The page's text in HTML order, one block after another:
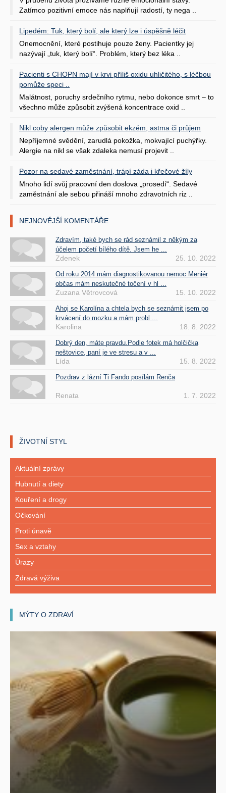
Zatímco pozitivní emoce nás naplňují radostí, ty nega ..
Lipedém: Tuk, který bolí, ale který lze i úspěšně léčit
Onemocnění, které postihuje pouze ženy. Pacientky jej
nazývají „tuk, který bolí“. Problém, který bez léka ..
Pacienti s CHOPN mají v krvi příliš oxidu uhličitého, s léčbou
pomůže speci ..
Malátnost, poruchy srdečního rytmu, nebo dokonce smrt – to
všechno může způsobit zvýšená koncentrace oxid ..
Nikl coby alergen může způsobit ekzém, astma či průjem
Nepříjemné svědění, zarudlá pokožka, mokvající puchýřky.
Alergie na nikl se však zdaleka nemusí projevit ..
Pozor na sedavé zaměstnání, trápí záda i křečové žíly
Mnoho lidí svůj pracovní den doslova „prosedí“. Sedavé
zaměstnání ale sebou přináší mnoho zdravotních riz ..
NEJNOVĚJŠÍ KOMENTÁŘE
Zdravím, také bych se rád seznámil z někým za
účelem početí bílého dítě. Jsem he ...
Zdenek 25. 10. 2022
Od roku 2014 mám diagnostikovanou nemoc Meniér
občas mám neskutečné točení v hl ...
Zuzana Větrovcová 15. 10. 2022
Ahoj se Karolína a chtela bych se seznámit jsem po
krvácení do mozku a mám probl ...
Karolina 18. 8. 2022
Dobrý den, máte pravdu.Podle fotek má holčička
neštovice, paní je ve stresu a v ...
Lída 15. 8. 2022
Pozdrav z lázní Ti Fando posílám Renča
Renata 1. 7. 2022
ŽIVOTNÍ STYL
Aktuální zprávy
Hubnutí a diety
Kouření a drogy
Očkování
Proti únavě
Sex a vztahy
Úrazy
Zdravá výživa
MÝTY O ZDRAVÍ